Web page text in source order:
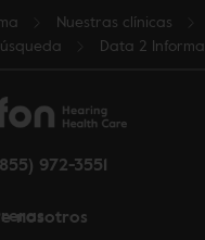
Nuestras clínicas
Data 2
nosotros
972-3551
to English
a español